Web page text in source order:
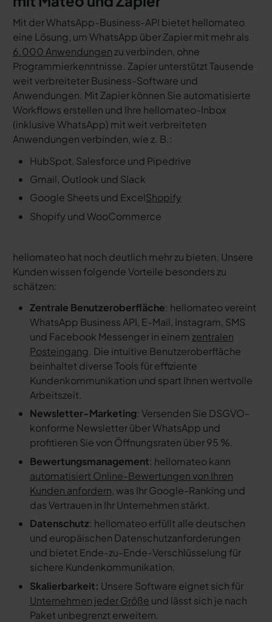
Mit der WhatsApp-Business-API bietet hellomateo
eine Lösung, um WhatsApp über Zapier mit mehr als
6.000 Anwendungenzu verbinden, ohne
Programmierkenntnisse. Zapier unterstützt Tausende
weit verbreiteter Business-Software und
Anwendungen. Mit Zapier können Sie automatisierte
Workflows erstellen und Ihre hellomateo-Inbox
(inklusive WhatsApp) mit weit verbreiteten
Anwendungen verbinden, wie z. B.:
HubSpot, Salesforce und Pipedrive
Gmail, Outlook und Slack
Google Sheets und ExcelShopify
Shopify und WooCommerce
hellomateo hat noch deutlich mehr zu bieten. Unsere
Kunden wissen folgende Vorteile besonders zu
schätzen:
Zentrale Benutzeroberfläche: hellomateo vereint
WhatsApp Business API, E-Mail, Instagram, SMS
und Facebook Messenger in einem zentralen
Posteingang. Die intuitive Benutzeroberfläche
beinhaltet diverse Tools für effiziente
Kundenkommunikation und spart Ihnen wertvolle
Arbeitszeit.
Newsletter-Marketing: Versenden Sie DSGVO-
konforme Newsletter über WhatsApp und
profitieren Sie von Öffnungsraten über 95 %.
Bewertungsmanagement: hellomateo kann
automatisiert Online-Bewertungen von Ihren
Kunden anfordern, was Ihr Google-Ranking und
das Vertrauen in Ihr Unternehmen stärkt.
Datenschutz: hellomateo erfüllt alle deutschen
und europäischen Datenschutzanforderungen
und bietet Ende-zu-Ende-Verschlüsselung für
sichere Kundenkommunikation.
Skalierbarkeit: Unsere Software eignet sich für
Unternehmen jeder Größe und lässt sich je nach
Paket unbegrenzt erweitern.